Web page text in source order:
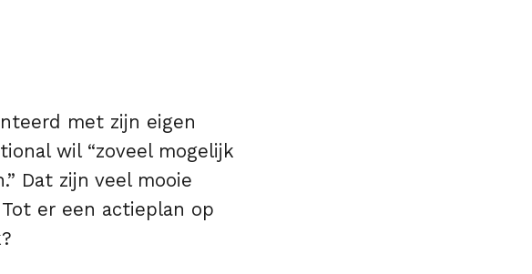
met zijn eigen
wil “zoveel mogelijk
Dat zijn veel mooie
er een actieplan op